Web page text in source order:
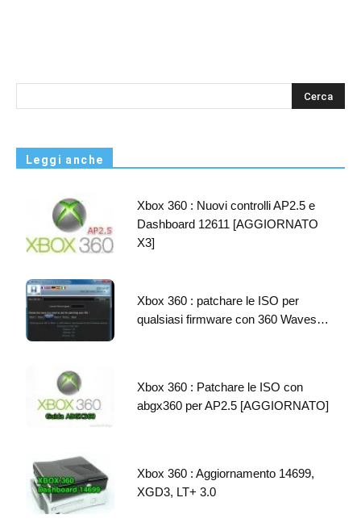
s
Leggi anche
Xbox 360 : Nuovi controlli AP2.5 e
Dashboard 12611 [AGGIORNATO
X3]
Xbox 360 : patchare le ISO per
qualsiasi firmware con 360 Waves…
Xbox 360 : Patchare le ISO con
abgx360 per AP2.5 [AGGIORNATO]
Xbox 360 : Aggiornamento 14699,
XGD3, LT+ 3.0